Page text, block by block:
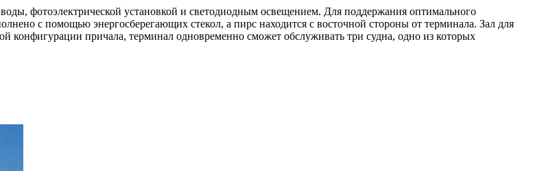
фотоэлектрической установкой и светодиодным освещением. Для поддержания оптимального
с помощью энергосберегающих стекол, а пирс находится с восточной стороны от терминала. Зал для
конфигурации причала, терминал одновременно сможет обслуживать три судна, одно из которых